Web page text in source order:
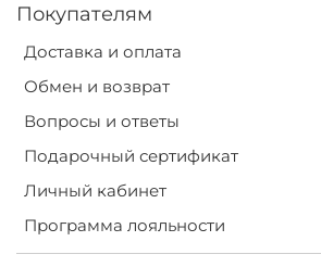
Покупателям
Доставка и оплата
Обмен и возврат
Вопросы и ответы
Подарочный сертификат
Личный кабинет
Программа лояльности